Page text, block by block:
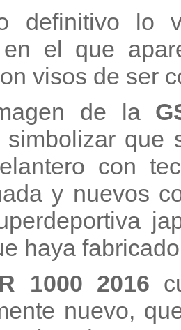
definitivo lo
en el que
visos de ser
de la
simbolizar que
con
y nuevos
haya
1000 2016
nuevo,